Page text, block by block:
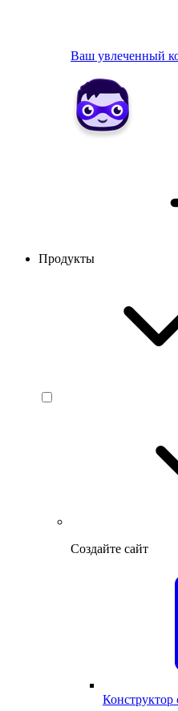
Ваш увлеченный
Продукты
Создайте сайт
Конструктор